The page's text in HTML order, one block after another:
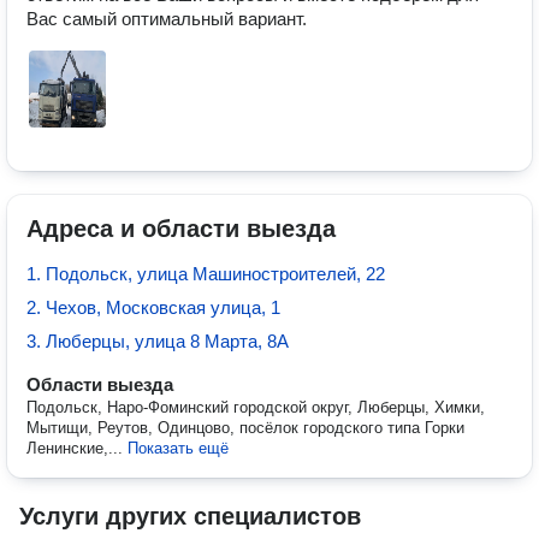
Вас самый оптимальный вариант.
Адреса и области выезда
1. Подольск, улица Машиностроителей, 22
2. Чехов, Московская улица, 1
3. Люберцы, улица 8 Марта, 8А
Области выезда
Подольск, Наро-Фоминский городской округ, Люберцы, Химки,
Мытищи, Реутов, Одинцово, посёлок городского типа Горки
Ленинские,... Показать ещё
Услуги других специалистов